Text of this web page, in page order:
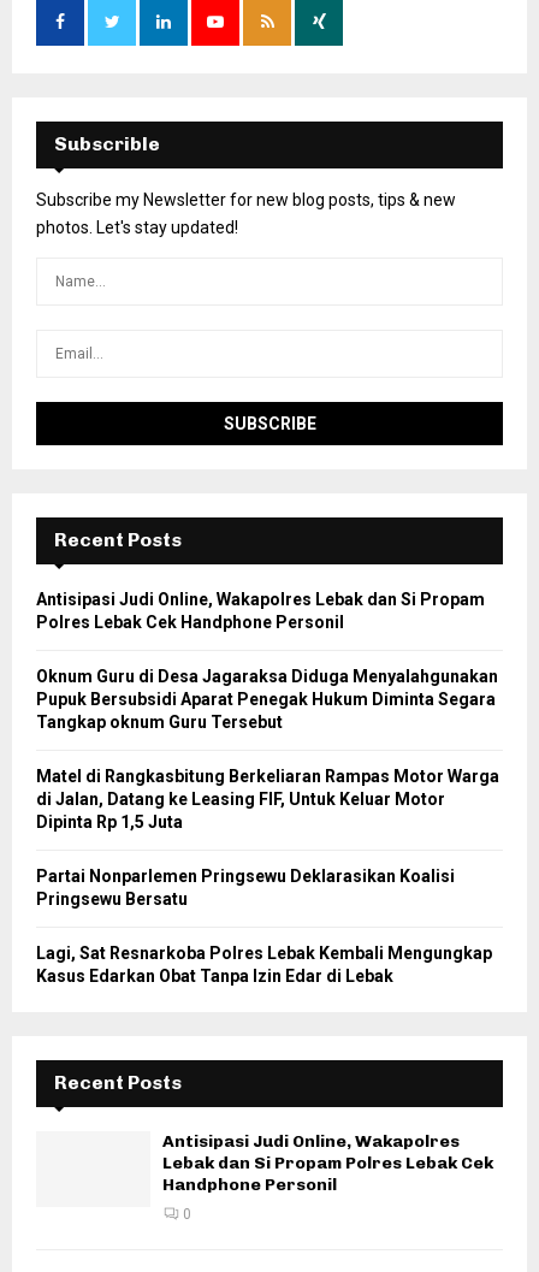
Subscrible
Subscribe my Newsletter for new blog posts, tips & new
photos. Let's stay updated!
Recent Posts
Antisipasi Judi Online, Wakapolres Lebak dan Si Propam
Polres Lebak Cek Handphone Personil
Oknum Guru di Desa Jagaraksa Diduga Menyalahgunakan
Pupuk Bersubsidi Aparat Penegak Hukum Diminta Segara
Tangkap oknum Guru Tersebut
Matel di Rangkasbitung Berkeliaran Rampas Motor Warga
di Jalan, Datang ke Leasing FIF, Untuk Keluar Motor
Dipinta Rp 1,5 Juta
Partai Nonparlemen Pringsewu Deklarasikan Koalisi
Pringsewu Bersatu
Lagi, Sat Resnarkoba Polres Lebak Kembali Mengungkap
Kasus Edarkan Obat Tanpa Izin Edar di Lebak
Recent Posts
Antisipasi Judi Online, Wakapolres
Lebak dan Si Propam Polres Lebak Cek
Handphone Personil
0